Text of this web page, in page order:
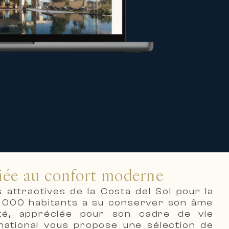
au confort moderne
attractives de la Costa del Sol pour la
habitants a su conserver son âme
appréciée pour son cadre de vie
vous propose une sélection de